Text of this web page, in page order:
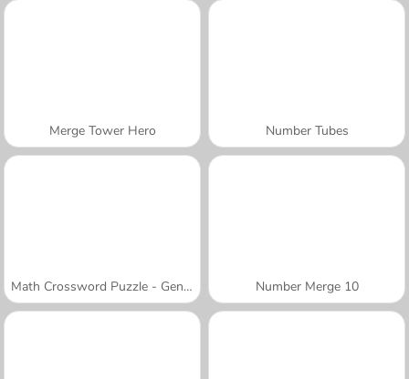
Merge Tower Hero Number Tubes
Math Crossword Puzzle - Genius Edition Number Merge 10